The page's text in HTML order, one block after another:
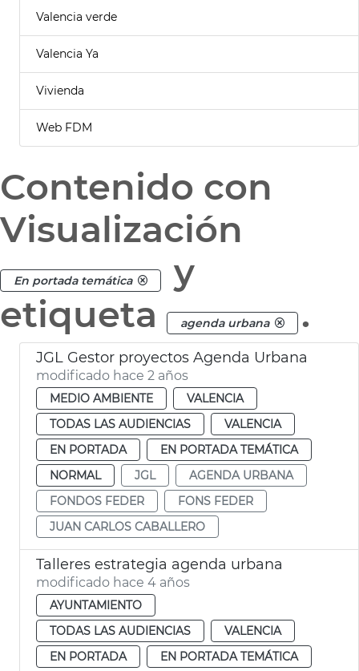
Valencia verde
Valencia Ya
Vivienda
Web FDM
Contenido con
Visualización
En portada temática
y
etiqueta
agenda urbana .
JGL Gestor proyectos Agenda Urbana
modificado hace 2 años
MEDIO AMBIENTE
VALENCIA
TODAS LAS AUDIENCIAS
VALENCIA
EN PORTADA
EN PORTADA TEMÁTICA
NORMAL
JGL
AGENDA URBANA
FONDOS FEDER
FONS FEDER
JUAN CARLOS CABALLERO
Talleres estrategia agenda urbana
modificado hace 4 años
AYUNTAMIENTO
TODAS LAS AUDIENCIAS
VALENCIA
EN PORTADA
EN PORTADA TEMÁTICA